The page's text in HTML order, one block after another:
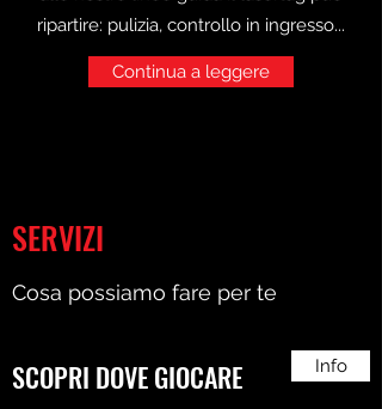
ripartire: pulizia, controllo in ingresso...
Continua a leggere
SERVIZI
Cosa possiamo fare per te
SCOPRI DOVE GIOCARE Info